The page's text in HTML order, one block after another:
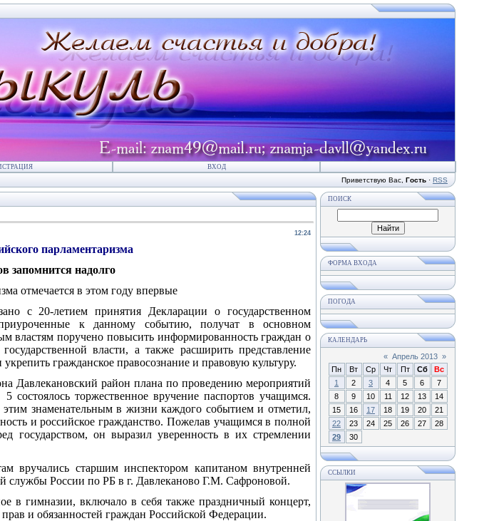
ВХОД
Приветствую Вас Гость · RSS
12:24
парламентаризма
запомнится надолго
отмечается в этом году впервые
с 20-летием принятия Декларации о государственном
к данному событию, получат в основном
властям поручено повысить информированность граждан о
власти, а также расширить представление
гражданское правосознание и правовую культуру.
Давлекановский район плана по проведению мероприятий
торжественное вручение паспортов учащимся.
знаменательным в жизни каждого событием и отметил,
и российское гражданство. Пожелав учащимся в полной
государством, он выразил уверенность в их стремлении
вручались старшим инспектором капитаном внутренней
службы России по РБ в г. Давлеканово Г.М. Сафроновой.
в гимназии, включало в себя также праздничный концерт,
и обязанностей граждан Российской Федерации.
ПОИСК
ФОРМА ВХОДА
ПОГОДА
КАЛЕНДАРЬ
« Апрель 2013 »
Пн
Вт Ср Чт Пт Сб
Вс
1
2 3 4 5 6
7
8
9 10 11 12 13
14
15
16 17 18 19 20
21
22
23 24 25 26 27
28
29
30
ССЫЛКИ